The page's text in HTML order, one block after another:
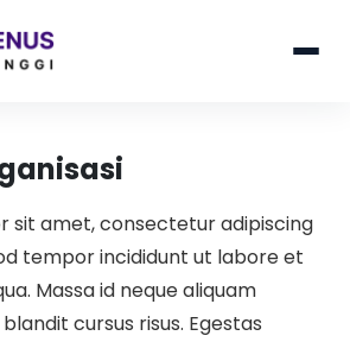
sit amet, consectetur adipiscing
tempor incididunt ut labore et
Massa id neque aliquam
cursus risus. Egestas